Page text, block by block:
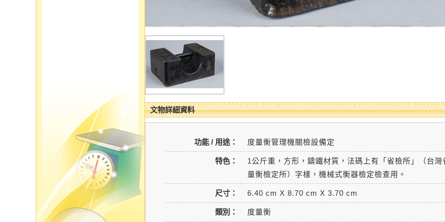
文物詳細資料
功能 / 用途： 度量衡管理機關檢設備定
特色：
1公斤重，方形，鑄鐵材質，法碼上有「省檢所」（台灣
量衡檢定所）字樣，機械式衡器檢定檢查用。
尺寸： 6.40 cm X 8.70 cm X 3.70 cm
類別： 度量衡